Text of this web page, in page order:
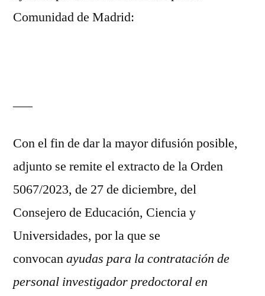
Comunidad de Madrid:
Con el fin de dar la mayor difusión posible,
adjunto se remite el extracto de la Orden
5067/2023, de 27 de diciembre, del
Consejero de Educación, Ciencia y
Universidades, por la que se
convocanayudas para la contratación de
personal investigador predoctoral en